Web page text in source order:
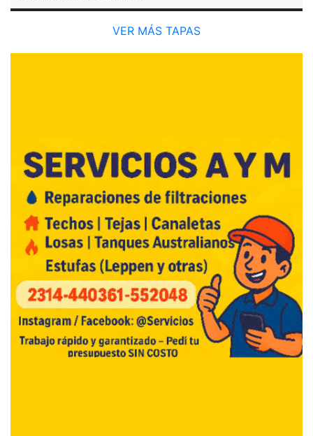
VER MÁS TAPAS